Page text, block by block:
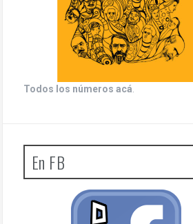
Todos los números acá.
En FB